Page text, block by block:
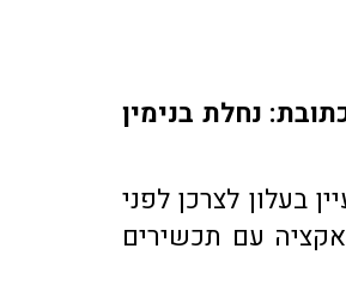
מופעל על ידי בית מרקחת אופיר, רוקח אחראי: אלברט מוראדי מספר רישיון: 3394, כתובת: ​נחלת בנימין
בעלון לצרכן לפני
עם תכשירים